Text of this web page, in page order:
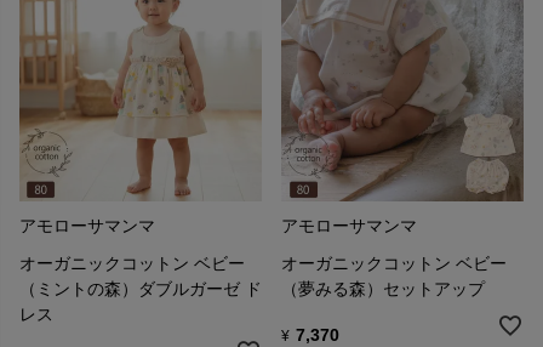
アモローサマンマ
オーガニックコットン ベビー
（ミントの森）ダブルガーゼ ド
レス
アモローサマンマ
オーガニックコットン ベビー
（夢みる森）セットアップ
¥ 7,370